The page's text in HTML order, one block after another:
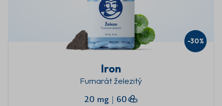
Iron
Fumarát železitý
20 mg | 60
-30%